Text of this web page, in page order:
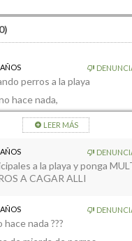
perros a la playa
hace nada,
por encima y los mirones
LEER MÁS
a la playa y ponga
A CAGAR ALLI
nada ???